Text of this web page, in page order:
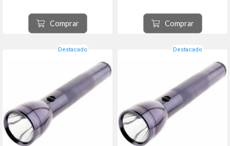
Comprar Comprar
Destacado Destacado